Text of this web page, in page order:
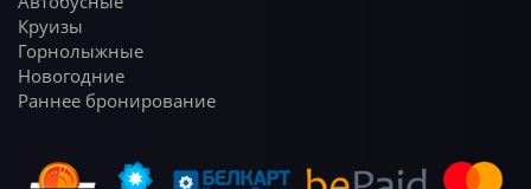
Круизы
Горнолыжные
Новогодние
Раннее бронирование